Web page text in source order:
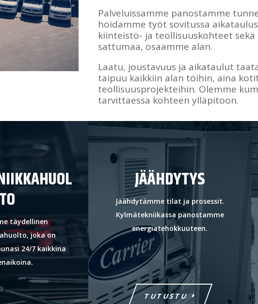
Palveluissamme panostamme
hoidamme työt sovitussa
kiinteistö- ja teollisuuskohteet
sattumaa, osaamme alan.
Laatu, joustavuus ja aikataulut
taipuu kaikkiin alan töihin, aina
teollisuusprojekteihin. Olemme
tarvittaessa kohteen ylläpitoon.
TO
täydellinen
joka on
24/7 kaikkina
JÄÄHDYTYS
Jäähdytämme tilat ja prosessit.
Kylmätekniikassa panostamme
energiatehokkuuteen.
TUTUSTU